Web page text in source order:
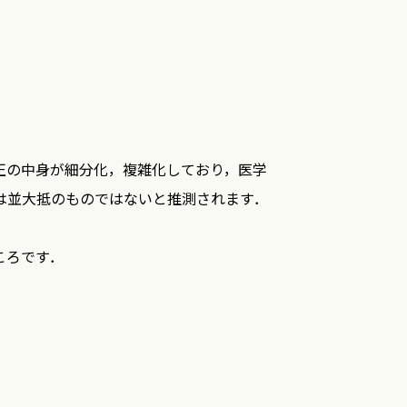
中身が細分化，複雑化しており，医学
大抵のものではないと推測されます．
です．